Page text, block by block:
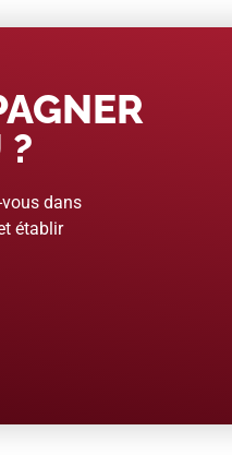
?
dans
établir